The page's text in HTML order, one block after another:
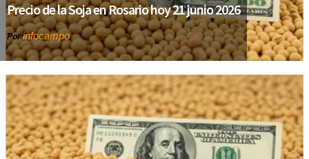
Precio de la Soja en Rosario hoy 21 junio 2026
Porinfocampo